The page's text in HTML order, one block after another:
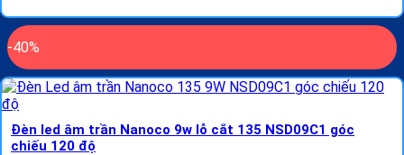
-40%
Đèn led âm trần Nanoco 9w lỗ cắt 135 NSD09C1 góc
chiếu 120 độ